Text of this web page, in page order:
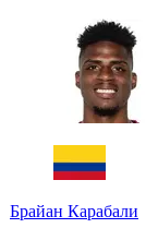
Брайан Карабали